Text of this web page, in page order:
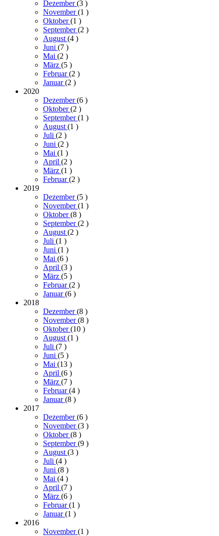
Dezember(3 )
November(1 )
Oktober(1 )
September(2 )
August (4 )
Juni (7 )
Mai (2 )
März (5 )
Februar(2 )
Januar(2 )
2020
Dezember(6 )
Oktober(2 )
September(1 )
August (1 )
Juli (2 )
Juni (2 )
Mai (1 )
April (2 )
März (1 )
Februar(2 )
2019
Dezember(5 )
November(1 )
Oktober(8 )
September(2 )
August (2 )
Juli (1 )
Juni (1 )
Mai (6 )
April (3 )
März (5 )
Februar(2 )
Januar(6 )
2018
Dezember(8 )
November(8 )
Oktober(10 )
August (1 )
Juli (7 )
Juni (5 )
Mai (13 )
April (6 )
März (7 )
Februar(4 )
Januar(8 )
2017
Dezember(6 )
November(3 )
Oktober(8 )
September(9 )
August (3 )
Juli (4 )
Juni (8 )
Mai (4 )
April (7 )
März (6 )
Februar(1 )
Januar(1 )
2016
November(1 )